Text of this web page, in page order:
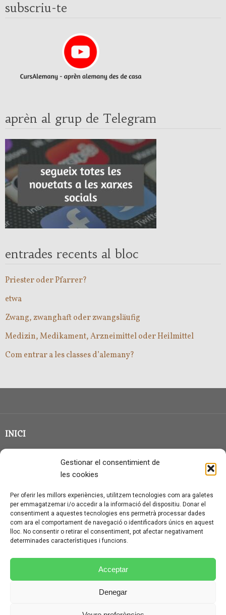
Gestionar el consentimient de
les cookies
Per oferir les millors experiències, utilitzem tecnologies com ara galetes
per emmagatzemar i/o accedir a la informació del dispositiu. Donar el
consentiment a aquestes tecnologies ens permetrà processar dades
com ara el comportament de navegació o identificadors únics en aquest
lloc. No consentir o retirar el consentiment, pot afectar negativament
determinades característiques i funcions.
Acceptar
Denegar
subscriu-te
aprèn al grup de Telegram
entrades recents al bloc
Priester oder Pfarrer?
etwa
Zwang, zwanghaft oder zwangsläufig
Medizin, Medikament, Arzneimittel oder Heilmittel
Com entrar a les classes d’alemany?
INICI
QUI SOC?
CONTACTE
AVÍS LEGAL I PROTECCIÓ DE DADES
POLÍTICA DE COOKIES (UE)
CONDICIONS PARTICULARS D’ÚS I CONTRACTACIÓ
POLÍTICA DE PRIVACITAT